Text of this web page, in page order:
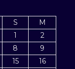
S
M
1
2
8
9
15
16